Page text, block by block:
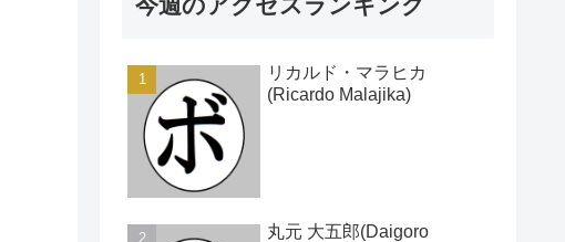
今週のアクセスランキング
リカルド・マラヒカ
(Ricardo Malajika)
丸元 大五郎(Daigoro